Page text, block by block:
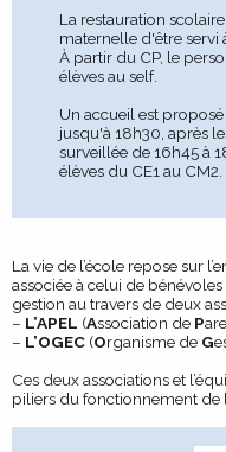
La restauration
maternelle d'être servi
À partir du CP, le
élèves au self.
Un accueil est
jusqu'à 18h30, après
surveillée de 16h45 à
élèves du CE1 au CM2.
La vie de l’école repose sur
associée à celui de
gestion au travers de deux
– L’APEL (Association de P
– L’OGEC (Organisme de G
Ces deux associations et
piliers du fonctionnement de